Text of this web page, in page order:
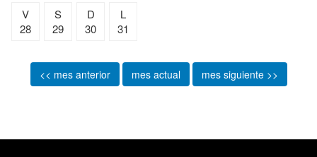
V
28
S
29
D
30
L
31
<< mes anterior mes actual mes siguiente >>